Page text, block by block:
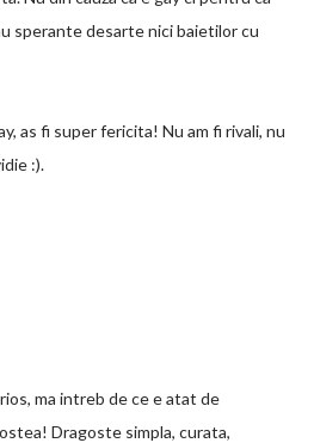
sperante desarte nici baietilor cu
as fi super fericita! Nu am fi rivali, nu
:).
ma intreb de ce e atat de
Dragoste simpla, curata,